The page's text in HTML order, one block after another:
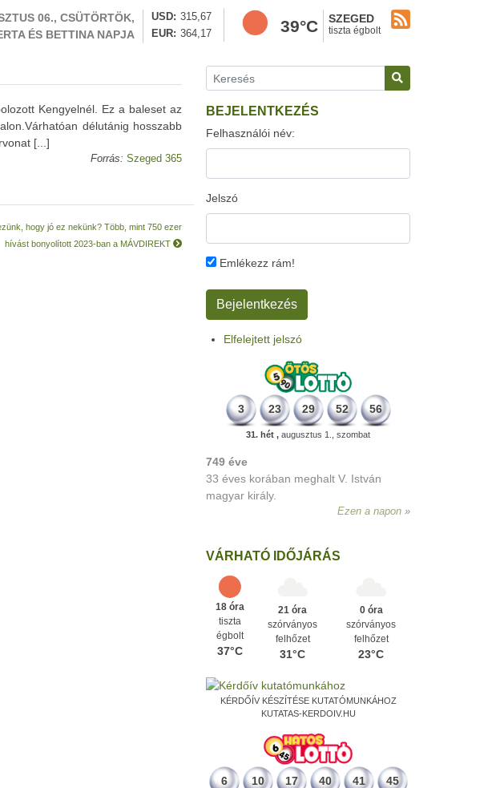
06., CSÜTÖRTÖK,
ÉS BETTINA NAPJA
USD
315,67
EUR
364,17 39°C SZEGED
tiszta égbolt
Kengyelnél. Ez a baleset az
délutánig hosszabb
[...]
Forrás: Szeged 365
hogy jó ez nekünk? Több, mint 750 ezer
hívást bonyolított 2023-ban a MÁVDIREKT
BEJELENTKEZÉS
Felhasználói név:
Jelszó
Emlékezz rám!
Elfelejtett jelszó
3 23 29 52 56
31. hét , augusztus 1., szombat
498 éve
A szávaszentdemeteri-nagyolaszi
győzelem, ahol a magyarok utoljára
győzték le a törököket Mohács előtt.
VÁRHATÓ IDŐJÁRÁS
18 óra
tiszta
égbolt
37°C
21 óra
szórványos
felhőzet
31°C
0 óra
szórványos
felhőzet
23°C
KÉRDŐÍV KÉSZÍTÉSE KUTATÓMUNKÁHOZ
KUTATAS-KERDOIV.HU
6 10 17 40 41 45